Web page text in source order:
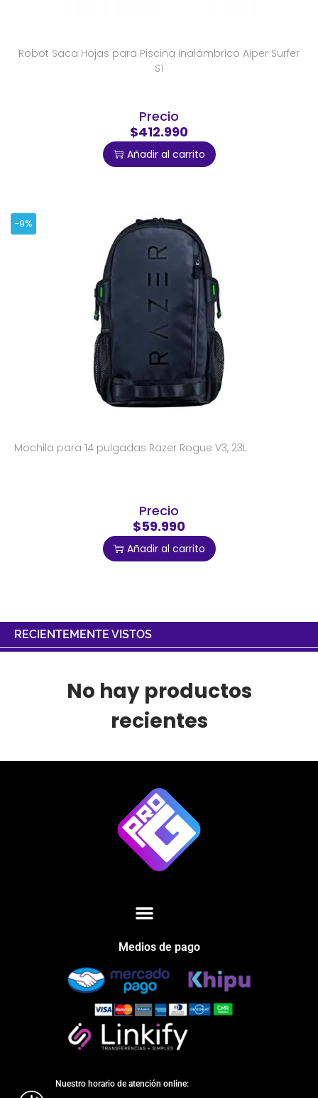
Robot Saca Hojas para Piscina Inalámbrico Aiper Surfer
S1
Precio
$412.990
Añadir al carrito
-9%
Mochila para 14 pulgadas Razer Rogue V3, 23L
Precio
$59.990
Añadir al carrito
RECIENTEMENTE VISTOS
No hay productos
recientes
Medios de pago
Nuestro horario de atención online: